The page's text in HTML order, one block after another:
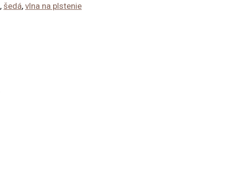
, šedá, vlna na plstenie